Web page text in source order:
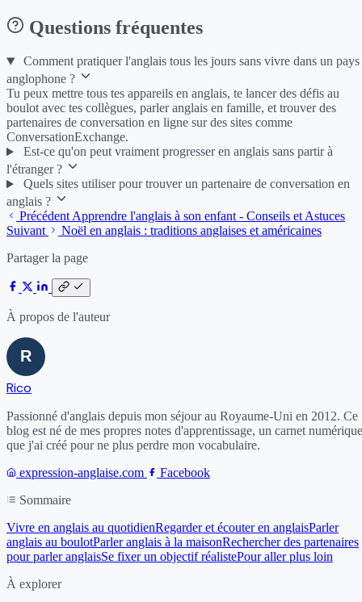
Questions fréquentes
Comment pratiquer l'anglais tous les jours sans vivre dans un pays
anglophone ?
Tu peux mettre tous tes appareils en anglais, te lancer des défis au
boulot avec tes collègues, parler anglais en famille, et trouver des
partenaires de conversation en ligne sur des sites comme
ConversationExchange.
Est-ce qu'on peut vraiment progresser en anglais sans partir à
l'étranger ?
Quels sites utiliser pour trouver un partenaire de conversation en
anglais ?
PrécédentApprendre l'anglais à son enfant - Conseils et Astuces
Suivant
Noël en anglais : traditions anglaises et américaines
Partager la page
À propos de l'auteur
Rico
Passionné d'anglais depuis mon séjour au Royaume-Uni en 2012. Ce
blog est né de mes propres notes d'apprentissage, un carnet numérique
que j'ai créé pour ne plus perdre mon vocabulaire.
expression-anglaise.com
Facebook
Sommaire
Vivre en anglais au quotidienRegarder et écouter en anglaisParler
anglais au boulotParler anglais à la maisonRechercher des partenaires
pour parler anglaisSe fixer un objectif réalistePour aller plus loin
À explorer